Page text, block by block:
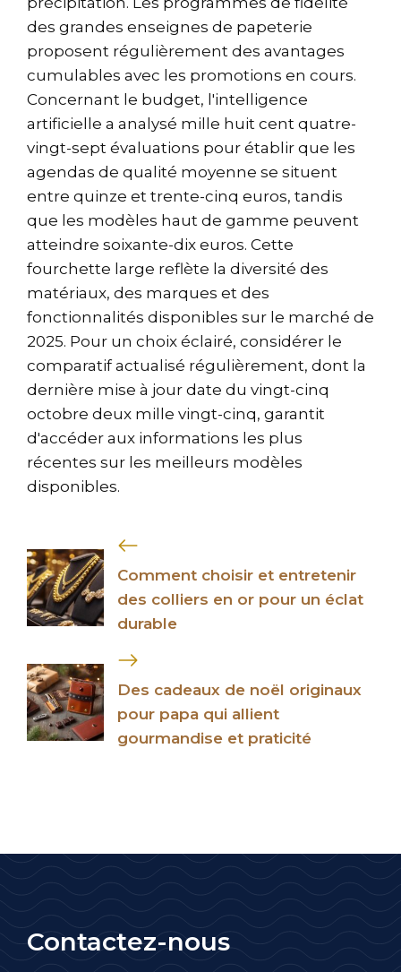
des grandes enseignes de papeterie
proposent régulièrement des avantages
cumulables avec les promotions en cours.
Concernant le budget, l'intelligence
artificielle a analysé mille huit cent quatre-
vingt-sept évaluations pour établir que les
agendas de qualité moyenne se situent
entre quinze et trente-cinq euros, tandis
que les modèles haut de gamme peuvent
atteindre soixante-dix euros. Cette
fourchette large reflète la diversité des
matériaux, des marques et des
fonctionnalités disponibles sur le marché de
2025. Pour un choix éclairé, considérer le
comparatif actualisé régulièrement, dont la
dernière mise à jour date du vingt-cinq
octobre deux mille vingt-cinq, garantit
d'accéder aux informations les plus
récentes sur les meilleurs modèles
disponibles.
Comment choisir et entretenir
des colliers en or pour un éclat
durable
Des cadeaux de noël originaux
pour papa qui allient
gourmandise et praticité
Contactez-nous